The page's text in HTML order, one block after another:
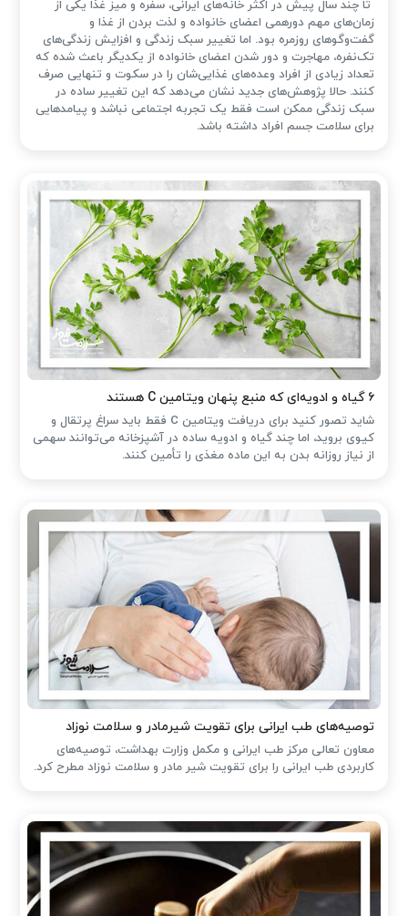
تا چند سال پیش در اکثر خانه‌های ایرانی، سفره و میز غذا یکی از
زمان‌های مهم دورهمی اعضای خانواده و لذت بردن از غذا و
گفت‌وگوهای روزمره بود. اما تغییر سبک زندگی و افزایش زندگی‌های
تک‌نفره، مهاجرت و دور شدن اعضای خانواده از یکدیگر باعث شده که
تعداد زیادی از افراد وعده‌های غذایی‌شان را در سکوت و تنهایی صرف
کنند. حالا پژوهش‌های جدید نشان می‌دهد که این تغییر ساده در
سبک زندگی ممکن است فقط یک تجربه اجتماعی نباشد و پیامدهایی
برای سلامت جسم افراد داشته باشد.
۶ گیاه و ادویه‌ای که منبع پنهان ویتامین C هستند
شاید تصور کنید برای دریافت ویتامین C فقط باید سراغ پرتقال و
کیوی بروید، اما چند گیاه و ادویه ساده در آشپزخانه می‌توانند سهمی
از نیاز روزانه بدن به این ماده مغذی را تأمین کنند.
توصیه‌های طب ایرانی برای تقویت شیرمادر و سلامت نوزاد
معاون تعالی مرکز طب ایرانی و مکمل وزارت بهداشت، توصیه‌های
کاربردی طب ایرانی را برای تقویت شیر مادر و سلامت نوزاد مطرح کرد.